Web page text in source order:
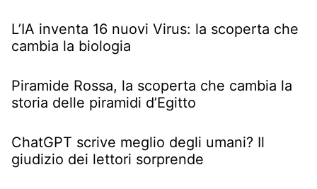
L’IA inventa 16 nuovi Virus: la scoperta che
cambia la biologia
Piramide Rossa, la scoperta che cambia la
storia delle piramidi d’Egitto
ChatGPT scrive meglio degli umani? Il
giudizio dei lettori sorprende